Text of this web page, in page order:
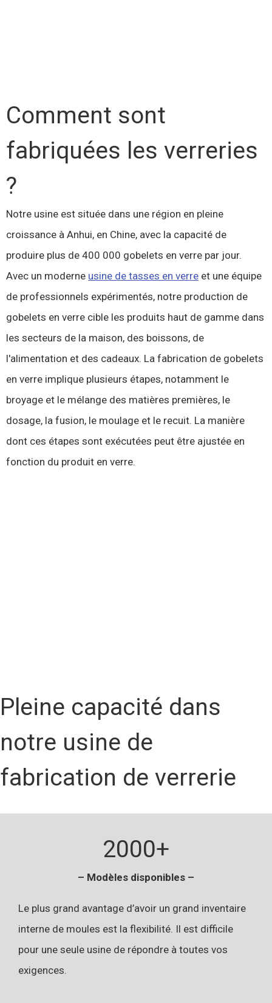
Comment sont
fabriquées les verreries
?
Notre usine est située dans une région en pleine
croissance à Anhui, en Chine, avec la capacité de
produire plus de 400 000 gobelets en verre par jour.
Avec un moderne usine de tasses en verre et une équipe
de professionnels expérimentés, notre production de
gobelets en verre cible les produits haut de gamme dans
les secteurs de la maison, des boissons, de
l'alimentation et des cadeaux. La fabrication de gobelets
en verre implique plusieurs étapes, notamment le
broyage et le mélange des matières premières, le
dosage, la fusion, le moulage et le recuit. La manière
dont ces étapes sont exécutées peut être ajustée en
fonction du produit en verre.
Pleine capacité dans
notre usine de
fabrication de verrerie
2000+
– Modèles disponibles –
Le plus grand avantage d’avoir un grand inventaire
interne de moules est la flexibilité. Il est difficile
pour une seule usine de répondre à toutes vos
exigences.